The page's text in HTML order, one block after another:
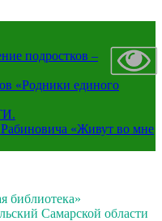
подростков –
«Родники единого
«Живут во мне
библиотека»
Самарской области